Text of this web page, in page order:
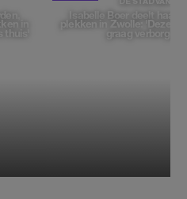
in
Isabelle Boer deelt haar
plekken in Zwolle: 'Deze
graag verborgen'